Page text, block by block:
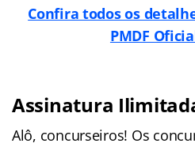
Confira todos os
PMDF
Assinatura
Alô, concurseiros! Os